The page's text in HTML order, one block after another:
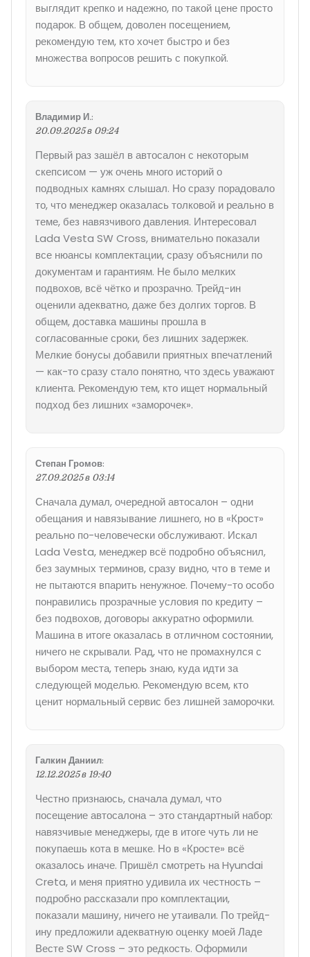
выглядит крепко и надежно, по такой цене просто
подарок. В общем, доволен посещением,
рекомендую тем, кто хочет быстро и без
множества вопросов решить с покупкой.
Владимир И.:
20.09.2025 в 09:24
Первый раз зашёл в автосалон с некоторым
скепсисом — уж очень много историй о
подводных камнях слышал. Но сразу порадовало
то, что менеджер оказалась толковой и реально в
теме, без навязчивого давления. Интересовал
Lada Vesta SW Cross, внимательно показали
все нюансы комплектации, сразу объяснили по
документам и гарантиям. Не было мелких
подвохов, всё чётко и прозрачно. Трейд-ин
оценили адекватно, даже без долгих торгов. В
общем, доставка машины прошла в
согласованные сроки, без лишних задержек.
Мелкие бонусы добавили приятных впечатлений
— как-то сразу стало понятно, что здесь уважают
клиента. Рекомендую тем, кто ищет нормальный
подход без лишних «заморочек».
Степан Громов:
27.09.2025 в 03:14
Сначала думал, очередной автосалон – одни
обещания и навязывание лишнего, но в «Крост»
реально по-человечески обслуживают. Искал
Lada Vesta, менеджер всё подробно объяснил,
без заумных терминов, сразу видно, что в теме и
не пытаются впарить ненужное. Почему-то особо
понравились прозрачные условия по кредиту –
без подвохов, договоры аккуратно оформили.
Машина в итоге оказалась в отличном состоянии,
ничего не скрывали. Рад, что не промахнулся с
выбором места, теперь знаю, куда идти за
следующей моделью. Рекомендую всем, кто
ценит нормальный сервис без лишней заморочки.
Галкин Даниил:
12.12.2025 в 19:40
Честно признаюсь, сначала думал, что
посещение автосалона – это стандартный набор:
навязчивые менеджеры, где в итоге чуть ли не
покупаешь кота в мешке. Но в «Кросте» всё
оказалось иначе. Пришёл смотреть на Hyundai
Creta, и меня приятно удивила их честность –
подробно рассказали про комплектации,
показали машину, ничего не утаивали. По трейд-
ину предложили адекватную оценку моей Ладе
Весте SW Cross – это редкость. Оформили